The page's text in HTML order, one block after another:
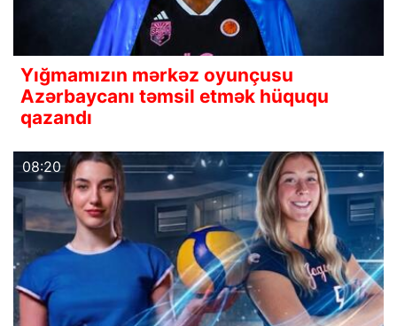
Yığmamızın mərkəz oyunçusu
Azərbaycanı təmsil etmək hüququ
qazandı
08:20